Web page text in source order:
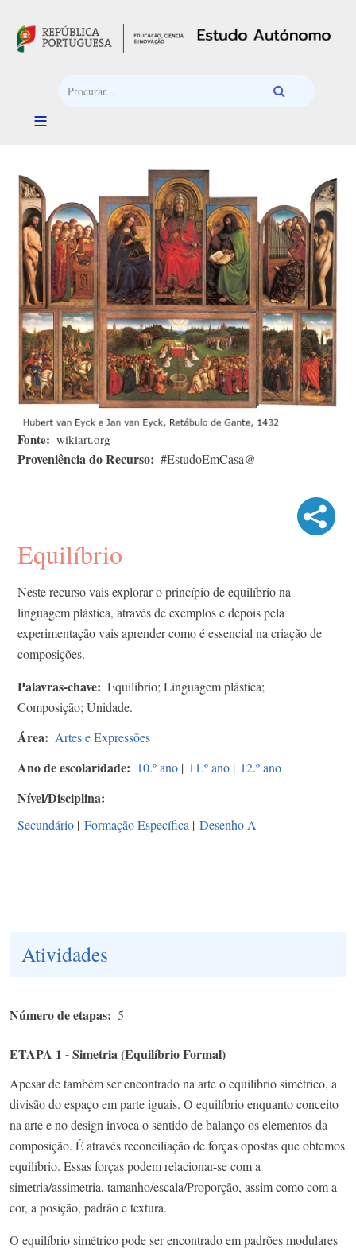
Fonte wikiart.org
Proveniência do Recurso #EstudoEmCasa@
Equilíbrio
Neste recurso vais explorar o princípio de equilíbrio na
linguagem plástica, através de exemplos e depois pela
experimentação vais aprender como é essencial na criação de
composições.
Palavras-chave
Equilíbrio; Linguagem plástica;
Composição; Unidade.
Área Artes e Expressões
Ano de escolaridade 10.º ano | 11.º ano | 12.º ano
Nível/Disciplina
Secundário | Formação Específica | Desenho A
Atividades
Número de etapas 5
ETAPA 1 - Simetria (Equilíbrio Formal)
Apesar de também ser encontrado na arte o equilíbrio simétrico, a
divisão do espaço em parte iguais. O equilíbrio enquanto conceito
na arte e no design invoca o sentido de balanço os elementos da
composição. É através reconciliação de forças opostas que obtemos
equilíbrio. Essas forças podem relacionar-se com a
simetria/assimetria, tamanho/escala/Proporção, assim como com a
cor, a posição, padrão e textura.
O equilíbrio simétrico pode ser encontrado em padrões modulares